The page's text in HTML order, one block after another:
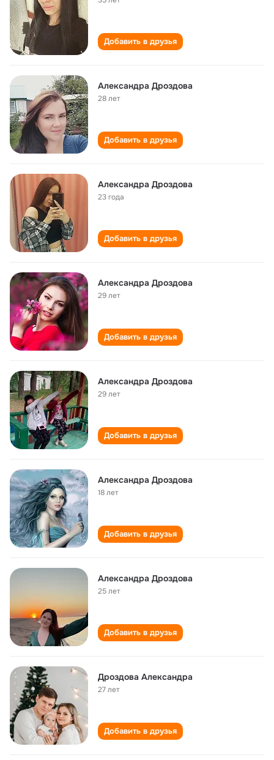
Добавить в друзья
Александра Дроздова
28 лет
Добавить в друзья
Александра Дроздова
23 года
Добавить в друзья
Александра Дроздова
29 лет
Добавить в друзья
Александра Дроздова
29 лет
Добавить в друзья
Александра Дроздова
18 лет
Добавить в друзья
Александра Дроздова
25 лет
Добавить в друзья
Дроздова Александра
27 лет
Добавить в друзья